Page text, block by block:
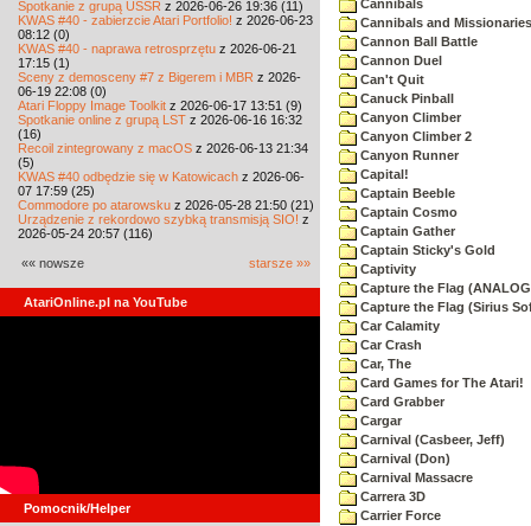
Spotkanie z grupą USSR z 2026-06-26 19:36 (11)
KWAS #40 - zabierzcie Atari Portfolio! z 2026-06-23
08:12 (0)
KWAS #40 - naprawa retrosprzętu z 2026-06-21
17:15 (1)
Sceny z demosceny #7 z Bigerem i MBR z 2026-
06-19 22:08 (0)
Atari Floppy Image Toolkit z 2026-06-17 13:51 (9)
Spotkanie online z grupą LST z 2026-06-16 16:32
(16)
Recoil zintegrowany z macOS z 2026-06-13 21:34
(5)
KWAS #40 odbędzie się w Katowicach z 2026-06-
07 17:59 (25)
Commodore po atarowsku z 2026-05-28 21:50 (21)
Urządzenie z rekordowo szybką transmisją SIO! z
2026-05-24 20:57 (116)
«« nowsze starsze »»
AtariOnline.pl na YouTube
Pomocnik/Helper
Cannibals
Cannibals and Missionaries
Cannon Ball Battle
Cannon Duel
Can't Quit
Canuck Pinball
Canyon Climber
Canyon Climber 2
Canyon Runner
Capital!
Captain Beeble
Captain Cosmo
Captain Gather
Captain Sticky's Gold
Captivity
Capture the Flag
Capture the Flag (Sirius
Car Calamity
Car Crash
Car, The
Card Games for The Atari!
Card Grabber
Cargar
Carnival (Casbeer, Jeff)
Carnival (Don)
Carnival Massacre
Carrera 3D
Carrier Force